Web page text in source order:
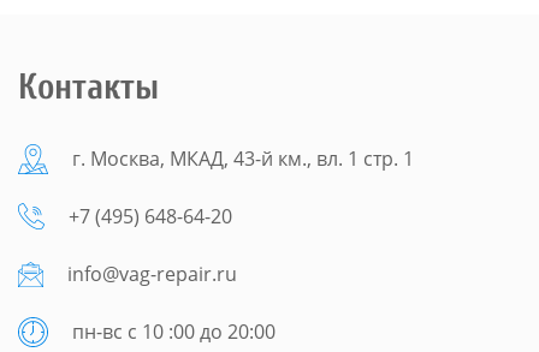
Контакты
г. Москва, МКАД, 43-й км., вл. 1 стр. 1
+7 (495) 648-64-20
info@vag-repair.ru
пн-вс с 10 :00 до 20:00